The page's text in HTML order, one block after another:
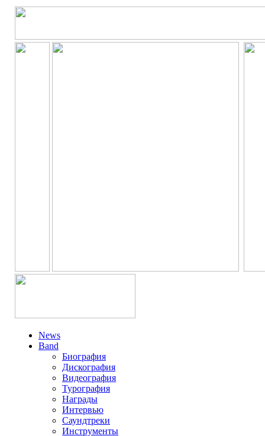
News
Band
Биография
Дискография
Видеография
Турография
Награды
Интервью
Саундтреки
Инструменты